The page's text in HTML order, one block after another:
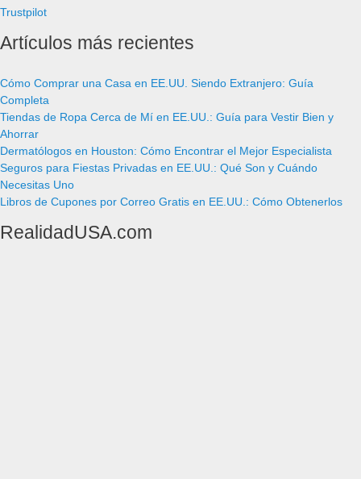
Trustpilot
Artículos más recientes
Cómo Comprar una Casa en EE.UU. Siendo Extranjero: Guía
Completa
Tiendas de Ropa Cerca de Mí en EE.UU.: Guía para Vestir Bien y
Ahorrar
Dermatólogos en Houston: Cómo Encontrar el Mejor Especialista
Seguros para Fiestas Privadas en EE.UU.: Qué Son y Cuándo
Necesitas Uno
Libros de Cupones por Correo Gratis en EE.UU.: Cómo Obtenerlos
RealidadUSA.com